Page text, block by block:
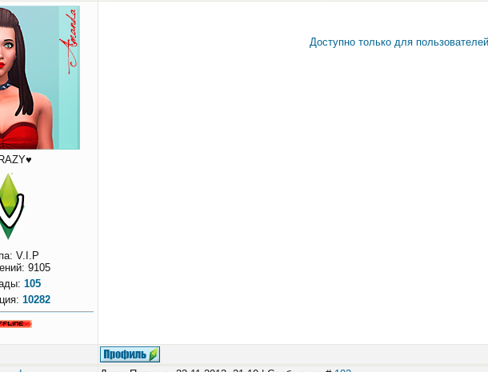
V.I.P
9105
105
10282
Доступно только для пользователей